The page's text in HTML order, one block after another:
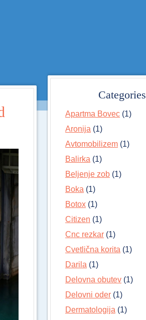
Categories
Apartma Bovec (1)
Aronija (1)
Avtomobilizem (1)
Balirka (1)
Beljenje zob (1)
Boka (1)
Botox (1)
Citizen (1)
Cnc rezkar (1)
Cvetlična korita (1)
Darila (1)
Delovna obutev (1)
Delovni oder (1)
Dermatologija (1)